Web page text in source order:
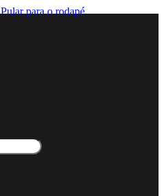
Pular para o rodapé